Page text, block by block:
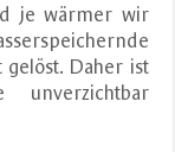
je wärmer wir
gelöst. Daher ist
unverzichtbar